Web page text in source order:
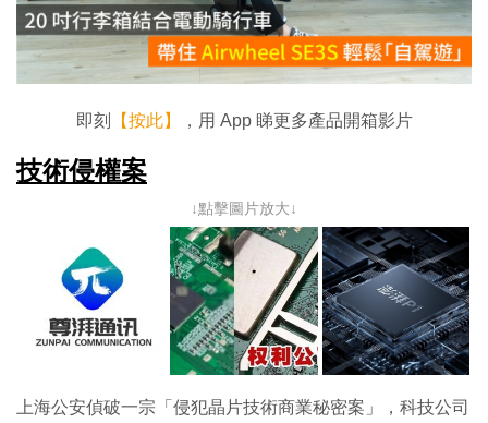
放
影
片
即刻 【按此】 ，用 App 睇更多產品開箱影片
技術侵權案
↓點擊圖片放大↓
上海公安偵破一宗「侵犯晶片技術商業秘密案」，科技公司